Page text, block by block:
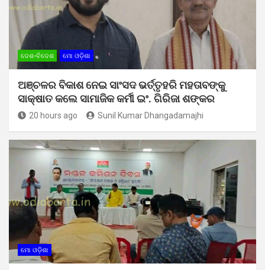
ଦେଶ-ବିଦେଶ ମୋ ଓଡ଼ିଶା
ଅଞ୍ଚଳର ବିକାଶ ନେଇ ସାଂସଦ ଭର୍ତ୍ତୃହରି ମହତାବଙ୍କୁ
ସାକ୍ଷାତ କଲେ ସାମାଜିକ କର୍ମୀ ଇଂ. ଗିରିଜା ଶଙ୍କର
20 hours ago Sunil Kumar Dhangadamajhi
ମୋ ଓଡ଼ିଶା